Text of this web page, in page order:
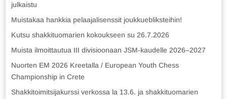
julkaistu
Muistakaa hankkia pelaajalisenssit joukkuebliksteihin!
Kutsu shakkituomarien kokoukseen su 26.7.2026
Muista ilmoittautua III divisioonaan JSM-kaudelle 2026–2027
Nuorten EM 2026 Kreetalla / European Youth Chess
Championship in Crete
Shakkitoimitsijakurssi verkossa la 13.6. ja shakkituomarien